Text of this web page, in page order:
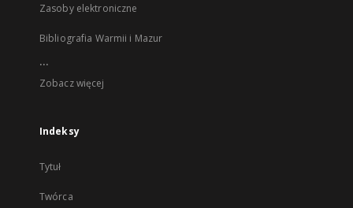
Zasoby elektroniczne
Bibliografia Warmii i Mazur
...
Zobacz więcej
Indeksy
Tytuł
Twórca